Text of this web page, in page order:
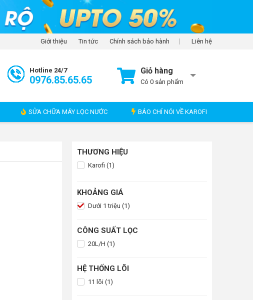
Giới thiệu Tin tức Chính sách bảo hành Liên hệ
Hotline 24/7
0976.85.65.65
Giỏ hàng
Có 0 sản phẩm
SỬA CHỮA MÁY LỌC NƯỚC BÁO CHÍ NÓI VỀ KAROFI
THƯƠNG HIỆU
Karofi (1)
KHOẢNG GIÁ
Dưới 1 triệu (1)
CÔNG SUẤT LỌC
20L/H (1)
HỆ THỐNG LÕI
11 lõi (1)